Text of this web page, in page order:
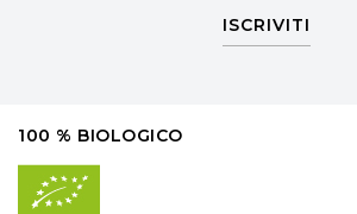
ISCRIVITI
100 % BIOLOGICO